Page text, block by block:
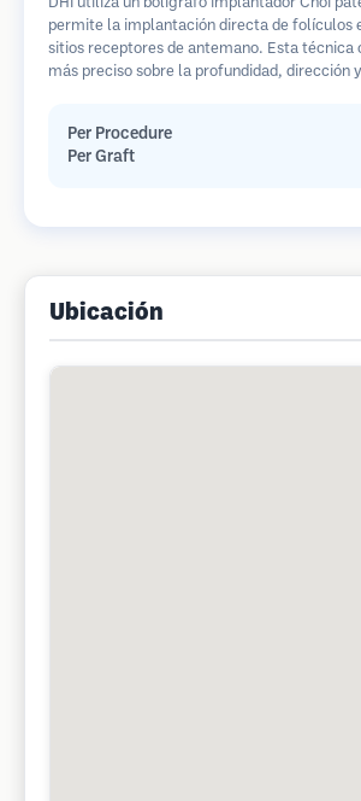
DHI utiliza un bolígrafo implantador Choi
permite la implantación directa de folículos
sitios receptores de antemano. Esta técnica
más preciso sobre la profundidad, dirección
Per Procedure
Per Graft
Ubicación